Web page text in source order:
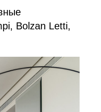
Bolzan Letti,